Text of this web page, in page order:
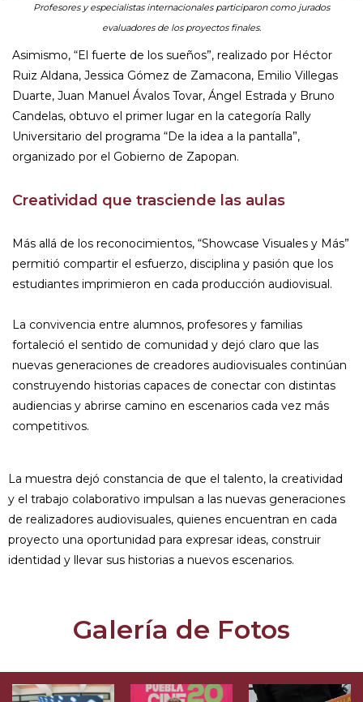
Profesores y especialistas internacionales participaron como jurados
evaluadores de los proyectos finales.
Asimismo, “El fuerte de los sueños”, realizado por Héctor
Ruiz Aldana, Jessica Gómez de Zamacona, Emilio Villegas
Duarte, Juan Manuel Ávalos Tovar, Ángel Estrada y Bruno
Candelas, obtuvo el primer lugar en la categoría Rally
Universitario del programa “De la idea a la pantalla”,
organizado por el Gobierno de Zapopan.
Creatividad que trasciende las aulas
Más allá de los reconocimientos, “Showcase Visuales y Más”
permitió compartir el esfuerzo, disciplina y pasión que los
estudiantes imprimieron en cada producción audiovisual.
La convivencia entre alumnos, profesores y familias
fortaleció el sentido de comunidad y dejó claro que las
nuevas generaciones de creadores audiovisuales continúan
construyendo historias capaces de conectar con distintas
audiencias y abrirse camino en escenarios cada vez más
competitivos.
La muestra dejó constancia de que el talento, la creatividad
y el trabajo colaborativo impulsan a las nuevas generaciones
de realizadores audiovisuales, quienes encuentran en cada
proyecto una oportunidad para expresar ideas, construir
identidad y llevar sus historias a nuevos escenarios.
Galería de Fotos